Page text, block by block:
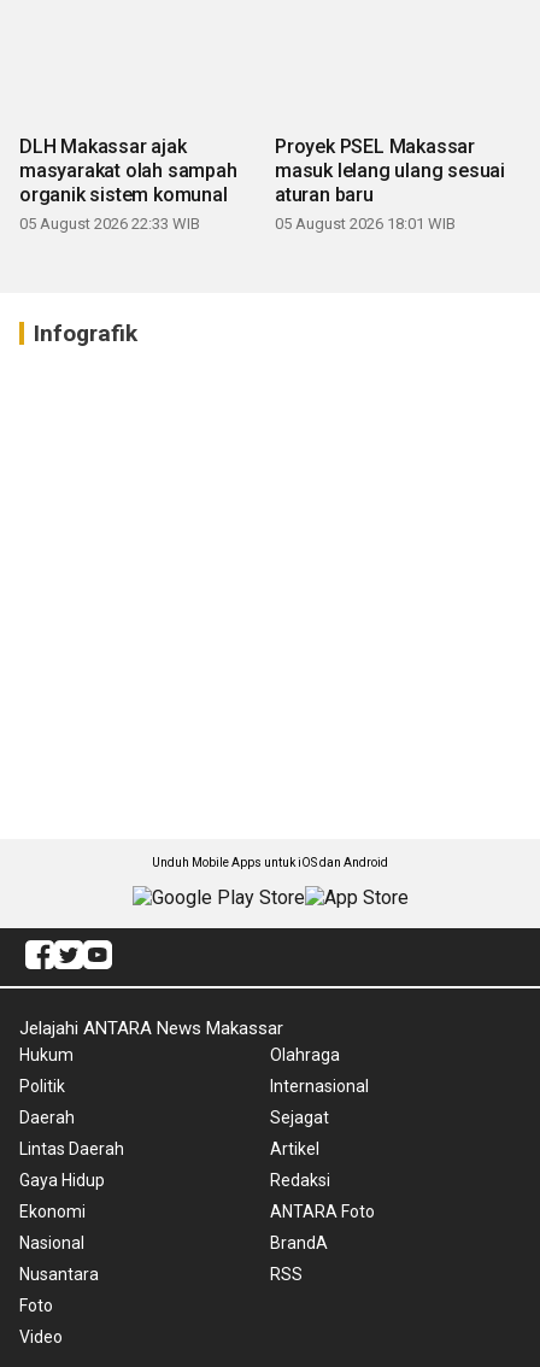
DLH Makassar ajak
masyarakat olah sampah
organik sistem komunal
05 August 2026 22:33 WIB
Proyek PSEL Makassar
masuk lelang ulang sesuai
aturan baru
05 August 2026 18:01 WIB
Infografik
Unduh Mobile Apps untuk iOS dan Android
Jelajahi ANTARA News Makassar
Hukum
Politik
Daerah
Lintas Daerah
Gaya Hidup
Ekonomi
Nasional
Nusantara
Foto
Video
Olahraga
Internasional
Sejagat
Artikel
Redaksi
ANTARA Foto
BrandA
RSS